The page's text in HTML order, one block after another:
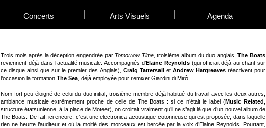
Concerts Arts Visuels Agenda
Trois mois après la déception engendrée par Tomorrow Time, troisième album du duo anglais,The Boats
reviennent déjà dans l’actualité musicale. Accompagnés d’Elaine Reynolds(qui officiait déjà au chant sur
ce disque ainsi que sur le premier des Anglais), Craig Tattersallet Andrew Hargreavesréactivent pour
l’occasion la formation The Sea , déjà employée pour remixer Giardini di Mirò.
Nom fort peu éloigné de celui du duo initial, troisième membre déjà habitué du travail avec les deux autres,
ambiance musicale extrêmement proche de celle de The Boats : si ce n’était le label (Music Related
structure étatsunienne, à la place de Moteer), on croirait vraiment qu’il ne s’agit là que d’un nouvel album de
The Boats. De fait, ici encore, c’est une electronica-acoustique cotonneuse qui est proposée, dans laquelle
rien ne heurte l’auditeur et où la moitié des morceaux est bercée par la voix d’Elaine Reynolds. Pourtant,